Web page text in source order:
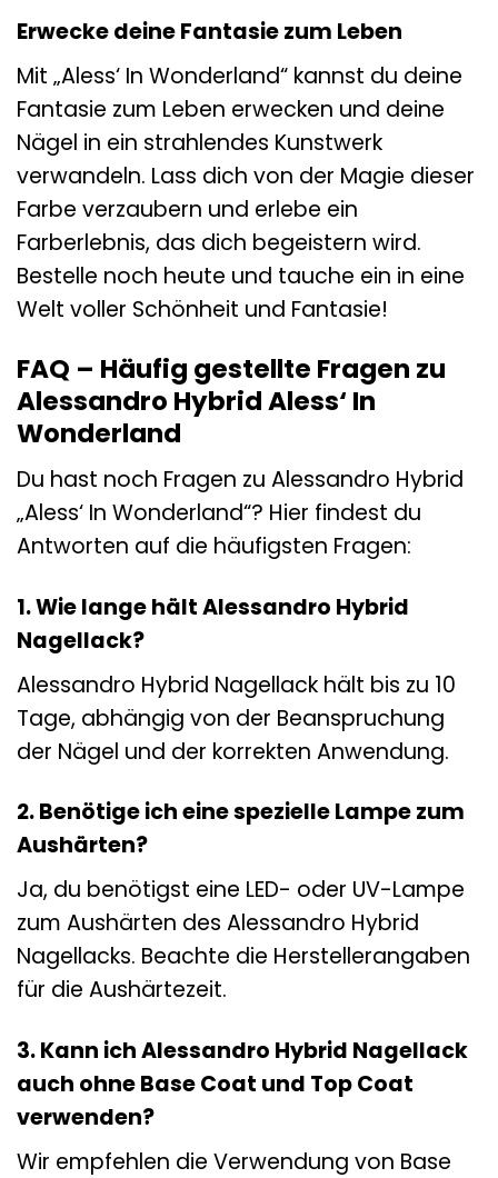
Erwecke deine Fantasie zum Leben
Mit „Aless‘ In Wonderland“ kannst du deine
Fantasie zum Leben erwecken und deine
Nägel in ein strahlendes Kunstwerk
verwandeln. Lass dich von der Magie dieser
Farbe verzaubern und erlebe ein
Farberlebnis, das dich begeistern wird.
Bestelle noch heute und tauche ein in eine
Welt voller Schönheit und Fantasie!
FAQ – Häufig gestellte Fragen zu
Alessandro Hybrid Aless‘ In
Wonderland
Du hast noch Fragen zu Alessandro Hybrid
„Aless‘ In Wonderland“? Hier findest du
Antworten auf die häufigsten Fragen:
1. Wie lange hält Alessandro Hybrid
Nagellack?
Alessandro Hybrid Nagellack hält bis zu 10
Tage, abhängig von der Beanspruchung
der Nägel und der korrekten Anwendung.
2. Benötige ich eine spezielle Lampe zum
Aushärten?
Ja, du benötigst eine LED- oder UV-Lampe
zum Aushärten des Alessandro Hybrid
Nagellacks. Beachte die Herstellerangaben
für die Aushärtezeit.
3. Kann ich Alessandro Hybrid Nagellack
auch ohne Base Coat und Top Coat
verwenden?
Wir empfehlen die Verwendung von Base